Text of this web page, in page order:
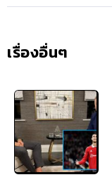
เรื่องอื่นๆ